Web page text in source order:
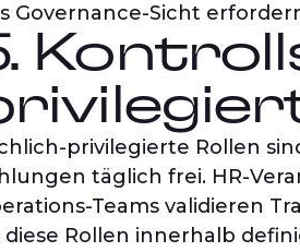
Governance-Sicht
privilegierte Rollen
täglich frei. HR-
Teams validieren
diese Rollen innerhalb